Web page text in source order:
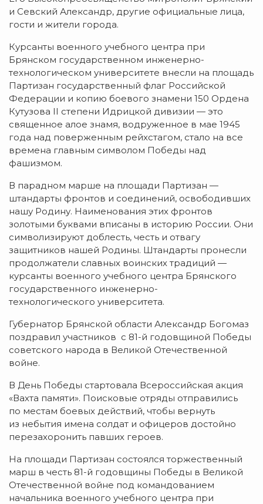
и Севский Александр, другие официальные лица,
гости и жители города.
Курсанты военного учебного центра при
Брянском государственном инженерно-
технологическом университете внесли на площадь
Партизан государственный флаг Российской
Федерации и копию боевого знамени 150 Ордена
Кутузова II степени Идрицкой дивизии — это
священное алое знамя, водруженное в мае 1945
года над поверженным рейхстагом, стало на все
времена главным символом Победы над
фашизмом.
В парадном марше на площади Партизан —
штандарты фронтов и соединений, освободивших
нашу Родину. Наименования этих фронтов
золотыми буквами вписаны в историю России. Они
символизируют доблесть, честь и отвагу
защитников нашей Родины. Штандарты пронесли
продолжатели славных воинских традиций —
курсанты военного учебного центра Брянского
государственного инженерно-
технологического университета.
Губернатор Брянской области Александр Богомаз
поздравил участников с 81-й годовщиной Победы
советского народа в Великой Отечественной
войне.
В День Победы стартовала Всероссийская акция
«Вахта памяти». Поисковые отряды отправились
по местам боевых действий, чтобы вернуть
из небытия имена солдат и офицеров достойно
перезахоронить павших героев.
На площади Партизан состоялся торжественный
марш в честь 81-й годовщины Победы в Великой
Отечественной войне под командованием
начальника военного учебного центра при